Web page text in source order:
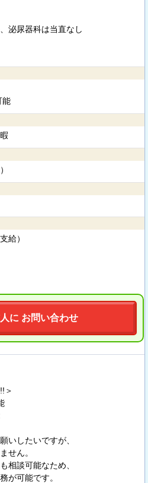
泌尿器科は当直なし
能
給）
に お問い合わせ
＞
いしたいですが、
せん。
相談可能なため、
が可能です。